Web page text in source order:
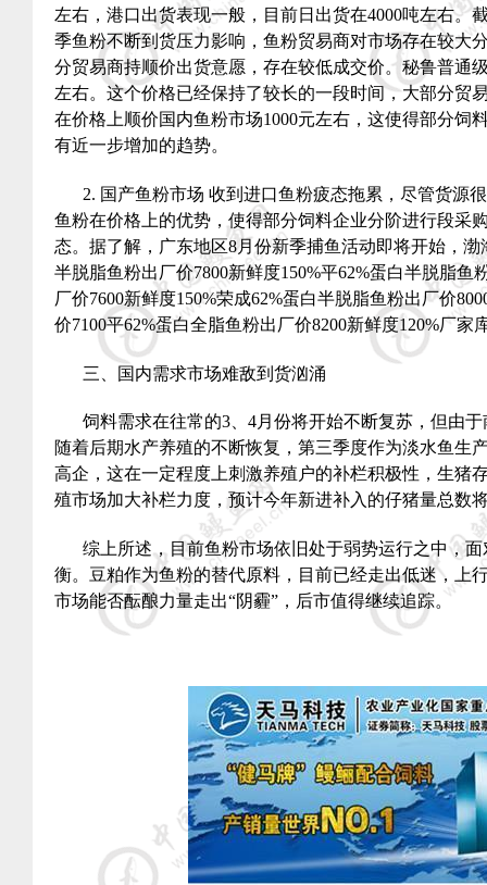
左右，港口出货表现一般，目前日出货在4000吨左右。
季鱼粉不断到货压力影响，鱼粉贸易商对市场存在较大
分贸易商持顺价出货意愿，存在较低成交价。秘鲁普通
左右。这个价格已经保持了较长的一段时间，大部分贸
在价格上顺价国内鱼粉市场1000元左右，这使得部分饲
有近一步增加的趋势。
2. 国产鱼粉市场 收到进口鱼粉疲态拖累，尽管货源
鱼粉在价格上的优势，使得部分饲料企业分阶进行段采
态。据了解，广东地区8月份新季捕鱼活动即将开始，渤
半脱脂鱼粉出厂价7800新鲜度150%平62%蛋白半脱脂鱼
厂价7600新鲜度150%荣成62%蛋白半脱脂鱼粉出厂价
价7100平62%蛋白全脂鱼粉出厂价8200新鲜度120%厂家
三、国内需求市场难敌到货汹涌
饲料需求在往常的3 4月份将开始不断复苏，但由
随着后期水产养殖的不断恢复，第三季度作为淡水鱼生
高企，这在一定程度上刺激养殖户的补栏积极性，生猪
殖市场加大补栏力度，预计今年新进补入的仔猪量总数
综上所述，目前鱼粉市场依旧处于弱势运行之中，
衡。豆粕作为鱼粉的替代原料，目前已经走出低迷，上
市场能否酝酿力量走出“阴霾”，后市值得继续追踪。